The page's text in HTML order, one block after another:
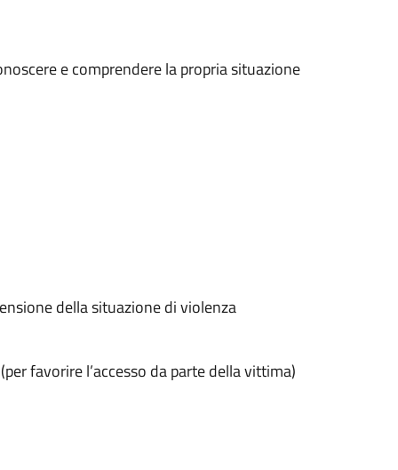
e comprendere la propria situazione
della situazione di violenza
favorire l’accesso da parte della vittima)